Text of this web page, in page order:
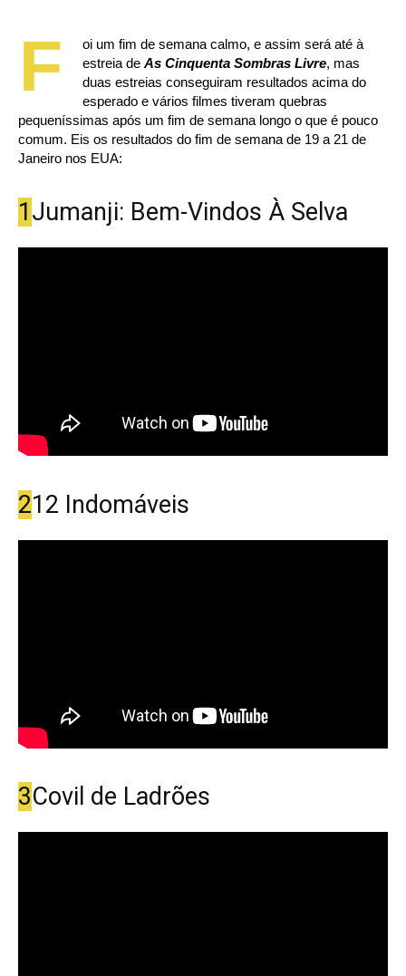
F
oi um fim de semana calmo, e assim será até à
estreia de As Cinquenta Sombras Livre, mas
duas estreias conseguiram resultados acima do
esperado e vários filmes tiveram quebras
pequeníssimas após um fim de semana longo o que é pouco
comum. Eis os resultados do fim de semana de 19 a 21 de
Janeiro nos EUA:
1Jumanji: Bem-Vindos À Selva
212 Indomáveis
3Covil de Ladrões